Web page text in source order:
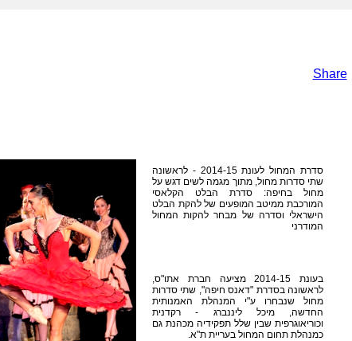
Share
סדרת המחול לעונת 2014-15 - לראשונה
שתי סדרות מחול, מתוך מגמה לשים דגש על
מחול בחיפה: סדרת הבלט הקלאסי
המורכבת ממיטב המופעים של להקת הבלט
הישראלי וסדרה של מבחר להקות המחול
המודרני
בעונת 2014-15 מציעה חברת אתו"ס,
לראשונה בסדרת "דאנס חיפה", שתי סדרות
מחול שנבחרו ע"י המנהלת האמנותית
החדשה, מיכל ליננברג - רקדנית
וכוריאוגרפית שבין שלל תפקידיה מכהנת גם
כמנהלת תחום המחול בעריית ת"א.